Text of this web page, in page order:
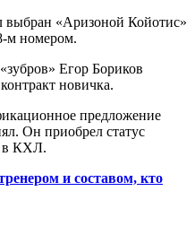
«Аризоной Койотис»
м номером.
Егор Бориков
новичка.
предложение
Он приобрел статус
в КХЛ.
и составом, кто